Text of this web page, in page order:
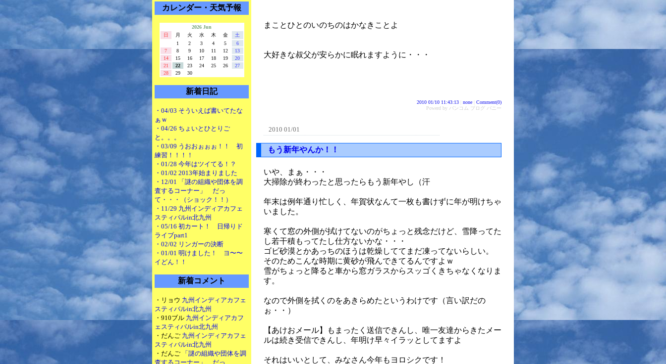
カレンダー・天気予報
2026 Jun
日
月 火 水 木 金
土
1
2 3 4 5
6
7
8 9 10 11 12
13
14
15 16 17 18 19
20
21
22 23 24 25 26
27
28
29 30
新着日記
・04/03 そういえば書いてたな
ぁｗ
・04/26 ちょいとひとりご
と。。。
・03/09 うおおぉぉぉ！！ 初
練習！！！！
・01/28 今年はツイてる！？
・01/02 2013年始まりました
・12/01 「謎の組織や団体を調
査するコーナー」 だっ
て・・・（ショック！！）
・11/29 九州インディアカフェ
スティバルin北九州
・05/16 初カート！ 日帰りド
ライブpart1
・02/02 リンガーの決断
・01/01 明けました！ ヨ〜〜
イどん！！
新着コメント
・リョウ 九州インディアカフェ
スティバルin北九州
・910ブル 九州インディアカフ
ェスティバルin北九州
・だんご 九州インディアカフェ
スティバルin北九州
・だんご
「謎の組織や団体を調
査するコーナー」 だっ
まことひとのいのちのはかなきことよ
大好きな叔父が安らかに眠れますように・・・
2010 01/10 11:43:13 none
Comment(0)
Powerd by バンコム ブログ バニー
2010 01/01
もう新年やんか！！
いや、まぁ・・・
大掃除が終わったと思ったらもう新年やし（汗
年末は例年通り忙しく、年賀状なんて一枚も書けずに年が明けちゃ
いました。
寒くて窓の外側が拭けてないのがちょっと残念だけど、雪降ってた
し若干積もってたし仕方ないかな・・・
ゴビ砂漠とかあっちのほうは乾燥しててまだ凍ってないらしい。
そのためこんな時期に黄砂が飛んできてるんですよｗ
雪がちょっと降ると車から窓ガラスからスッゴくきちゃなくなりま
す。
なので外側を拭くのをあきらめたというわけです（言い訳だの
ぉ・・）
【あけおメール】もまったく送信できんし、唯一友達からきたメー
ルは続き受信できんし、年明け早々イラッとしてますよ
それはいいとして、みなさん今年もヨロシクです！